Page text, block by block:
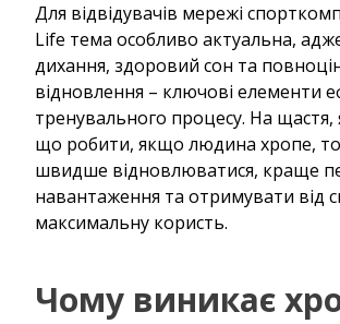
Для відвідувачів мережі
Life тема особливо актуальна,
дихання, здоровий сон та
відновлення – ключові елементи
тренувального процесу. На
що робити, якщо людина хропе,
швидше відновлюватися, краще
навантаження та отримувати від
максимальну користь.
Чому виникає